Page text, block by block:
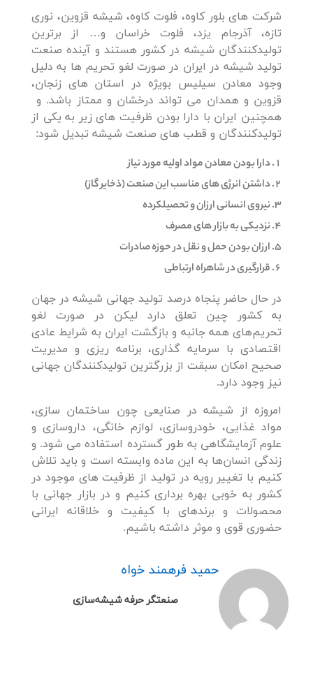
شرکت های بلور کاوه، فلوت کاوه، شیشه قزوین، نوری
تازه، آذرجام یزد، فلوت خراسان و… از برترین
تولیدکنندگان شیشه در کشور هستند و آینده صنعت
تولید شیشه در ایران در صورت لغو تحریم ها به دلیل
وجود معادن سیلیس بویژه در استان های زنجان،
قزوین و همدان می تواند درخشان و ممتاز باشد. و
همچنین ایران با دارا بودن ظرفیت های زیر به یکی از
تولیدکنندگان و قطب های صنعت شیشه تبدیل شود:
دارا بودن معادن مواد اولیه مورد نیاز
داشتن انرژی های مناسب این صنعت (ذخایر گاز)
نیروی انسانی ارزان و تحصیلکرده
نزدیکی به بازار های مصرف
ارزان بودن حمل و نقل در حوزه صادرات
قرارگیری در شاهراه ارتباطی
در حال حاضر پنجاه درصد تولید جهانی شیشه در جهان
به کشور چین تعلق دارد لیکن در صورت لغو
تحریم‌های همه جانبه و بازگشت ایران به شرایط عادی
اقتصادی با سرمایه گذاری، برنامه ریزی و مدیریت
صحیح امکان سبقت از بزرگترین تولیدکنندگان جهانی
نیز وجود دارد.
امروزه از شیشه در صنایعی چون ساختمان سازی،
مواد غذایی، خودروسازی، لوازم خانگی، داروسازی و
علوم آزمایشگاهی به طور گسترده استفاده می شود. و
زندگی انسان‌ها به این ماده وابسته است و باید تلاش
کنیم با تغییر رویه در تولید از ظرفیت های موجود در
کشور به خوبی بهره برداری کنیم و در بازار جهانی با
محصولات و برندهای با کیفیت و خلاقانه ایرانی
حضوری قوی و موثر داشته باشیم.
حمید فرهمند خواه
صنعتگر حرفه شیشه‌سازی